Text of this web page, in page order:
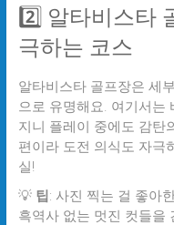
2️⃣ 알타비스타
극하는 코스
알타비스타 골프장은 세
으로 유명해요. 여기서는
지니 플레이 중에도 감탄
편이라 도전 의식도 자극
실!
💡 팁 : 사진 찍는 걸 좋아
흑역사 없는 멋진 컷들을